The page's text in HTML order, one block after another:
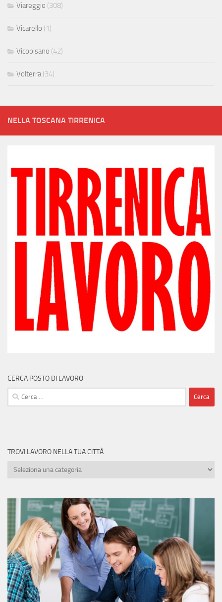
Viareggio (308)
Vicarello (1)
Vicopisano (42)
Volterra (34)
NELLA TOSCANA TIRRENICA
CERCA POSTO DI LAVORO
Ricerca
per:
TROVI LAVORO NELLA TUA CITTÀ
Trovi
tua
città